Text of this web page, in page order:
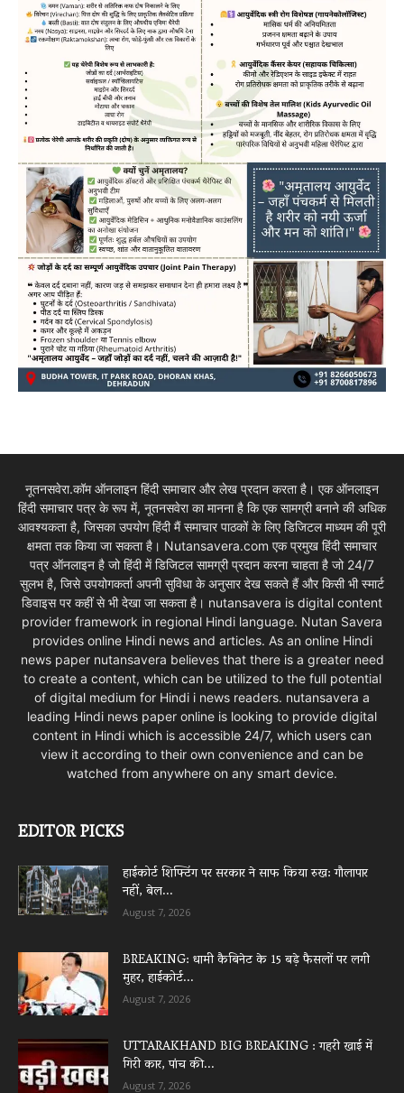
नूतनसवेरा.कॉम ऑनलाइन हिंदी समाचार और लेख प्रदान करता है। एक ऑनलाइन
हिंदी समाचार पत्र के रूप में, नूतनसवेरा का मानना है कि एक सामग्री बनाने की अधिक
आवश्यकता है, जिसका उपयोग हिंदी मैं समाचार पाठकों के लिए डिजिटल माध्यम की पूरी
क्षमता तक किया जा सकता है। Nutansavera.com एक प्रमुख हिंदी समाचार
पत्र ऑनलाइन है जो हिंदी में डिजिटल सामग्री प्रदान करना चाहता है जो 24/7
सुलभ है, जिसे उपयोगकर्ता अपनी सुविधा के अनुसार देख सकते हैं और किसी भी स्मार्ट
डिवाइस पर कहीं से भी देखा जा सकता है। nutansavera is digital content
provider framework in regional Hindi language. Nutan Savera
provides online Hindi news and articles. As an online Hindi
news paper nutansavera believes that there is a greater need
to create a content, which can be utilized to the full potential
of digital medium for Hindi i news readers. nutansavera a
leading Hindi news paper online is looking to provide digital
content in Hindi which is accessible 24/7, which users can
view it according to their own convenience and can be
watched from anywhere on any smart device.
EDITOR PICKS
हाईकोर्ट शिफ्टिंग पर सरकार ने साफ किया रुख: गौलापार
नहीं, बेल...
August 7, 2026
BREAKING: धामी कैबिनेट के 15 बड़े फैसलों पर लगी
मुहर, हाईकोर्ट...
August 7, 2026
UTTARAKHAND BIG BREAKING : गहरी खाई में
गिरी कार, पांच की...
August 7, 2026